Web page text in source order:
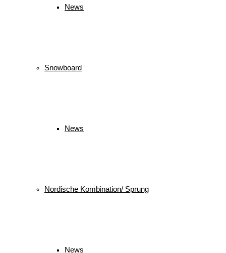
News
Snowboard
News
Nordische Kombination/ Sprung
News